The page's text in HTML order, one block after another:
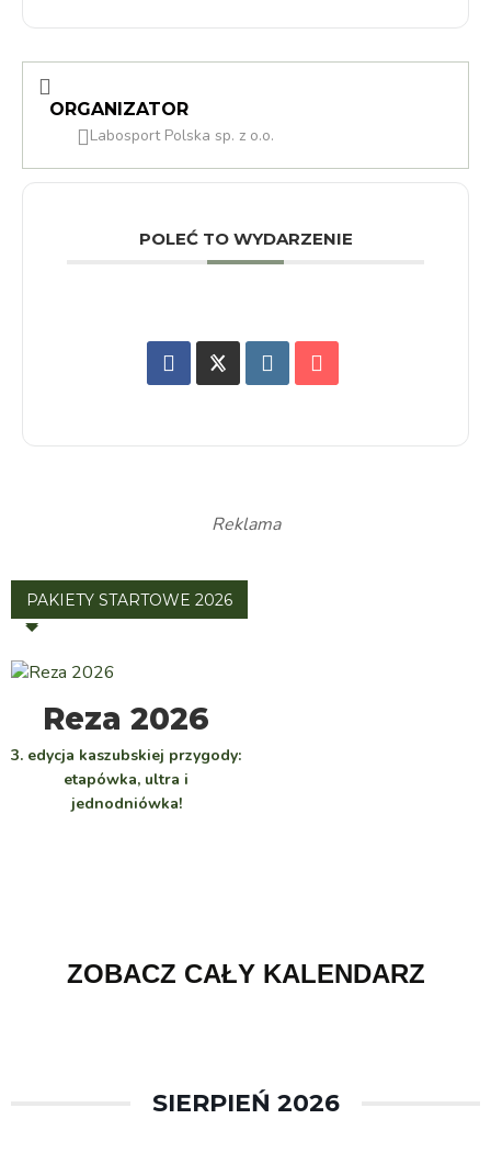
ORGANIZATOR
Labosport Polska sp. z o.o.
POLEĆ TO WYDARZENIE
Reklama
PAKIETY STARTOWE 2026
WYBIERZ
Reza 2026
3. edycja kaszubskiej przygody:
etapówka, ultra i
jednodniówka!
ZOBACZ CAŁY KALENDARZ
SIERPIEŃ 2026